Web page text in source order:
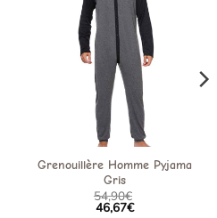
Grenouillère Homme Pyjama
Gris
54,90€
46,67€